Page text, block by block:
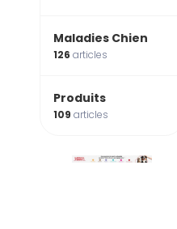
Maladies Chien
126articles
Produits
109articles